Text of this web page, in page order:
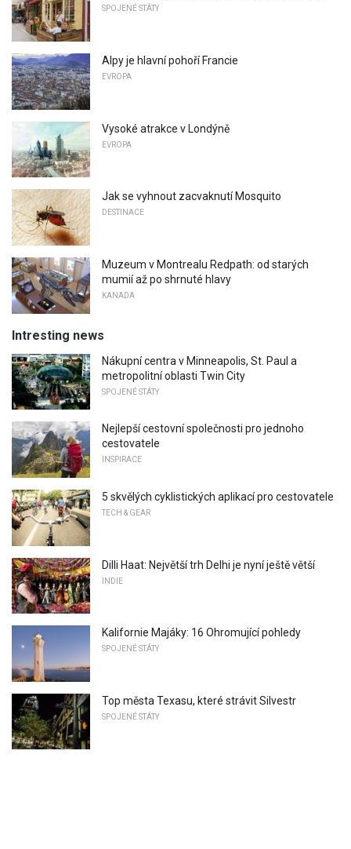
SPOJENÉ STÁTY
Alpy je hlavní pohoří Francie
EVROPA
Vysoké atrakce v Londýně
EVROPA
Jak se vyhnout zacvaknutí Mosquito
DESTINACE
Muzeum v Montrealu Redpath: od starých
mumií až po shrnuté hlavy
KANADA
Intresting news
Nákupní centra v Minneapolis, St. Paul a
metropolitní oblasti Twin City
SPOJENÉ STÁTY
Nejlepší cestovní společnosti pro jednoho
cestovatele
INSPIRACE
5 skvělých cyklistických aplikací pro cestovatele
TECH & GEAR
Dilli Haat: Největší trh Delhi je nyní ještě větší
INDIE
Kalifornie Majáky: 16 Ohromující pohledy
SPOJENÉ STÁTY
Top města Texasu, které strávit Silvestr
SPOJENÉ STÁTY